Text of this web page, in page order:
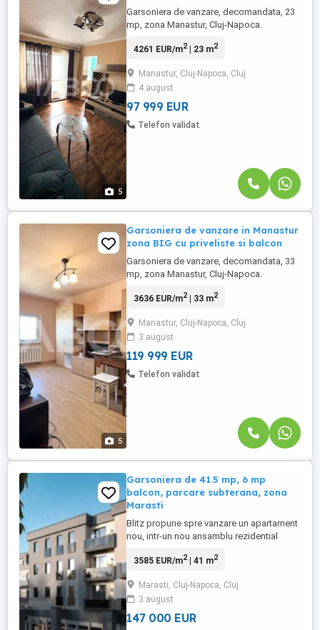
5
Garsoniera de vanzare, decomandata, 23
mp, zona Manastur, Cluj-Napoca.
• Pretabil investitie sigura.
garsoniera de vanzare, ...
4261 EUR/m2| 23 m2
Manastur, Cluj-Napoca, Cluj
4 august
97 999 EUR
Telefon validat
5
Garsoniera de vanzare in Manastur
zona BIG cu priveliste si balcon
Garsoniera de vanzare, decomandata, 33
mp, zona Manastur, Cluj-Napoca.
• Pretabil investitie sigura. ...
3636 EUR/m2| 33 m2
Manastur, Cluj-Napoca, Cluj
3 august
119 999 EUR
Telefon validat
Garsoniera de 41.5 mp, 6 mp
balcon, parcare subterana, zona
Marasti
Blitz propune spre vanzare un apartament
nou, intr-un nou ansamblu rezidential
dispune de o suprafata de 41.4 mp si este
bucataria, baie si balcon de 6 mp. Imobilul
este premium, folosindu-se doar
materiale de inalta ...
3585 EUR/m2| 41 m2
Marasti, Cluj-Napoca, Cluj
3 august
147 000 EUR